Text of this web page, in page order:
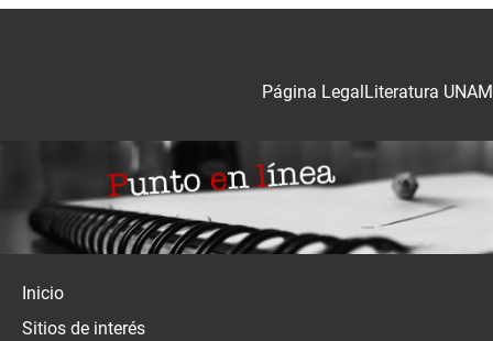
Literatura UNAM
Página Legal
Inicio
Sitios de interés